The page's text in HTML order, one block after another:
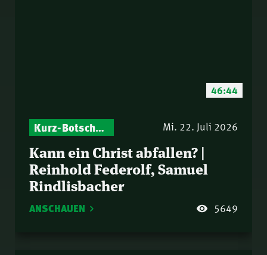
46:44
Kurz-Botschaften – Biblische Impulse mit Zukunft im Blick Mi. 22. Juli 2026
Kann ein Christ abfallen? |
Reinhold Federolf, Samuel
Rindlisbacher
ANSCHAUEN 5649